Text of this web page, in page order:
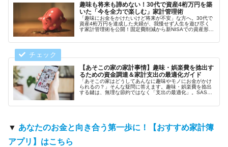
趣味も将来も諦めない！30代で資産4桁万円を築
いた「今を全力で楽しむ」家計管理術
「趣味にお金をかけたいけど将来が不安」な方へ。30代で
資産4桁万円を達成した夫婦が、我慢せず人生を遊び尽く
す家計管理術を公開！固定費削減から新NISAでの資産形
【あそこの家の家計事情】趣味・娯楽費を捻出す
るための資金調達＆家計支出の最適化ガイド
「あそこの家はどうしてあんなに趣味やモノにお金がかけ
られるの？」そんな疑問に答えます。趣味・娯楽費を捻出
する鍵は、無理な節約ではなく「支出の最適化」。SASA
▼ あなたのお金と向き合う第一歩に！【おすすめ家計簿
アプリ】はこちら